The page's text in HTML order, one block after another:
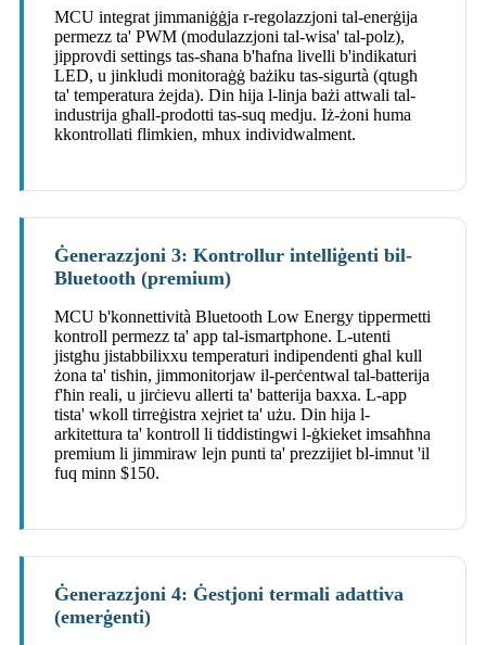
MCU integrat jimmaniġġja r-regolazzjoni tal-enerġija
permezz ta' PWM (modulazzjoni tal-wisa' tal-polz),
jipprovdi settings tas-sħana b'ħafna livelli b'indikaturi
LED, u jinkludi monitoraġġ bażiku tas-sigurtà (qtugħ
ta' temperatura żejda). Din hija l-linja bażi attwali tal-
industrija għall-prodotti tas-suq medju. Iż-żoni huma
kkontrollati flimkien, mhux individwalment.
Ġenerazzjoni 3: Kontrollur intelliġenti bil-
Bluetooth (premium)
MCU b'konnettività Bluetooth Low Energy tippermetti
kontroll permezz ta' app tal-ismartphone. L-utenti
jistgħu jistabbilixxu temperaturi indipendenti għal kull
żona ta' tisħin, jimmonitorjaw il-perċentwal tal-batterija
f'ħin reali, u jirċievu allerti ta' batterija baxxa. L-app
tista' wkoll tirreġistra xejriet ta' użu. Din hija l-
arkitettura ta' kontroll li tiddistingwi l-ġkieket imsaħħna
premium li jimmiraw lejn punti ta' prezzijiet bl-imnut 'il
fuq minn $150.
Ġenerazzjoni 4: Ġestjoni termali adattiva
(emerġenti)